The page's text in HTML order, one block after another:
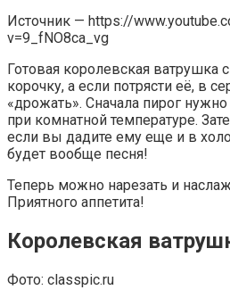
Источник — https://
v=9_fNO8ca_vg
Готовая королевская ватрушка
корочку, а если потрясти её, в
«дрожать». Сначала пирог
при комнатной температуре.
если вы дадите ему еще и в
будет вообще песня!
Теперь можно нарезать и
Приятного аппетита!
Королевская
Фото: classpic.ru